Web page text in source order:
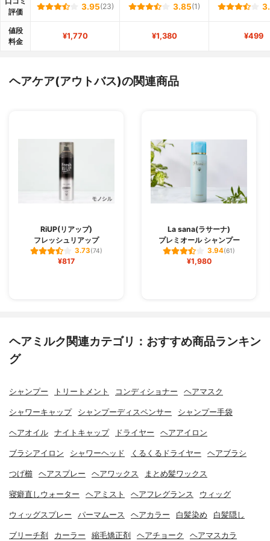
評価
3.95(23) 3.85(1)
値段
料金
¥1,770 ¥1,380 ¥499
ヘアケア(アウトバス)の関連商品
RiUP(リアップ)
フレッシュリアップ
3.73(74)
¥817
La sana(ラサーナ)
プレミオール シャンプー
3.94(61)
¥1,980
ヘアミルク関連カテゴリ：おすすめ商品ランキン
グ
シャンプー トリートメント コンディショナー ヘアマスク
シャワーキャップ シャンプーディスペンサー シャンプー手袋
ヘアオイル ナイトキャップ ドライヤー ヘアアイロン
ブラシアイロン シャワーヘッド くるくるドライヤー ヘアブラシ
つげ櫛 ヘアスプレー ヘアワックス まとめ髪ワックス
寝癖直しウォーター ヘアミスト ヘアフレグランス ウィッグ
ウィッグスプレー パーマムース ヘアカラー 白髪染め 白髪隠し
ブリーチ剤 カーラー 縮毛矯正剤 ヘアチョーク ヘアマスカラ